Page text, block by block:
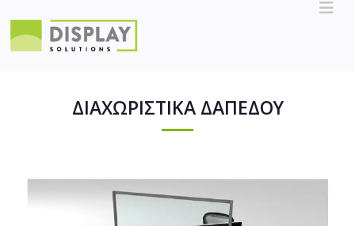
ΔΙΑΧΩΡΙΣΤΙΚΑ ΔΑΠΕΔΟΥ